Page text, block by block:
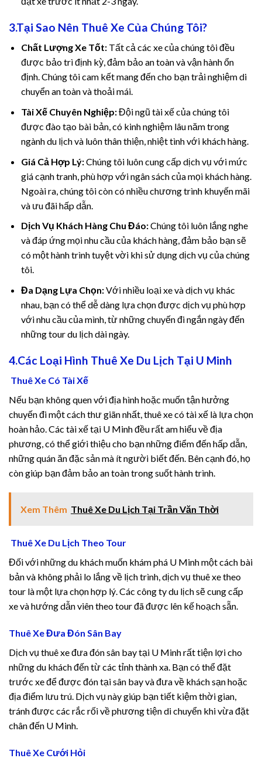
al
3.Tại Sao Nên Thuê Xe Của Chúng Tôi?
Chất Lượng Xe Tốt:Tất cả các xe của chúng tôi đều
được bảo trì định kỳ, đảm bảo an toàn và vận hành ổn
định. Chúng tôi cam kết mang đến cho bạn trải nghiệm di
chuyển an toàn và thoải mái.
Tài Xế Chuyên Nghiệp:Đội ngũ tài xế của chúng tôi
được đào tạo bài bản, có kinh nghiệm lâu năm trong
ngành du lịch và luôn thân thiện, nhiệt tình với khách hàng.
Giá Cả Hợp Lý:Chúng tôi luôn cung cấp dịch vụ với mức
giá cạnh tranh, phù hợp với ngân sách của mọi khách hàng.
Ngoài ra, chúng tôi còn có nhiều chương trình khuyến mãi
và ưu đãi hấp dẫn.
Dịch Vụ Khách Hàng Chu Đáo:Chúng tôi luôn lắng nghe
và đáp ứng mọi nhu cầu của khách hàng, đảm bảo bạn sẽ
có một hành trình tuyệt vời khi sử dụng dịch vụ của chúng
tôi.
Đa Dạng Lựa Chọn:Với nhiều loại xe và dịch vụ khác
nhau, bạn có thể dễ dàng lựa chọn được dịch vụ phù hợp
với nhu cầu của mình, từ những chuyến đi ngắn ngày đến
những tour du lịch dài ngày.
4.Các Loại Hình Thuê Xe Du Lịch Tại U Minh
Thuê Xe Có Tài Xế
Nếu bạn không quen với địa hình hoặc muốn tận hưởng
chuyến đi một cách thư giãn nhất, thuê xe có tài xế là lựa chọn
hoàn hảo. Các tài xế tại U Minh đều rất am hiểu về địa
phương, có thể giới thiệu cho bạn những điểm đến hấp dẫn,
những quán ăn đặc sản mà ít người biết đến. Bên cạnh đó, họ
còn giúp bạn đảm bảo an toàn trong suốt hành trình.
Xem Thêm Thuê Xe Du Lịch Tại Trần Văn Thời
Thuê Xe Du Lịch Theo Tour
Đối với những du khách muốn khám phá U Minh một cách bài
bản và không phải lo lắng về lịch trình, dịch vụ thuê xe theo
tour là một lựa chọn hợp lý. Các công ty du lịch sẽ cung cấp
xe và hướng dẫn viên theo tour đã được lên kế hoạch sẵn.
Thuê Xe Đưa Đón Sân Bay
Dịch vụ thuê xe đưa đón sân bay tại U Minh rất tiện lợi cho
những du khách đến từ các tỉnh thành xa. Bạn có thể đặt
trước xe để được đón tại sân bay và đưa về khách sạn hoặc
địa điểm lưu trú. Dịch vụ này giúp bạn tiết kiệm thời gian,
tránh được các rắc rối về phương tiện di chuyển khi vừa đặt
chân đến U Minh.
Thuê Xe Cưới Hỏi